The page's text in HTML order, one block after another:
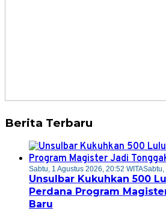
Berita Terbaru
Sabtu, 1 Agustus 2026, 20:52 WITASabtu,
Unsulbar Kukuhkan 500
Perdana Program
Baru